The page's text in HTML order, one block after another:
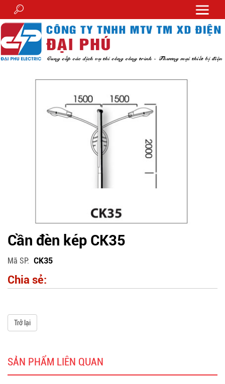
Cần đèn kép CK35
Mã SP CK35
Chia sẻ:
Trở lại
SẢN PHẨM LIÊN QUAN